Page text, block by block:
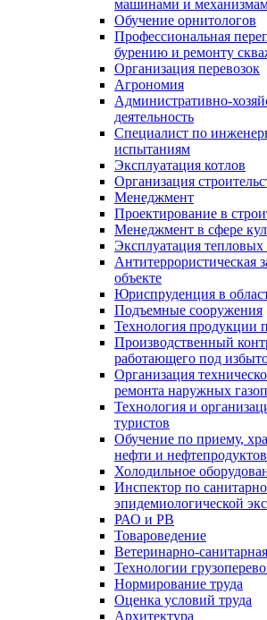
машинами и
Обучение орнитологов
Профессиональная
бурению и ремонту
Организация перевозок
Агрономия
Административно-
деятельность
Специалист по
испытаниям
Эксплуатация котлов
Организация
Менеджмент
Проектирование в
Менеджмент в сфере
Эксплуатация тепловых
Антитеррористическая
объекте
Юриспруденция в
Подъемные сооружения
Технология продукции
Производственный
работающего под
Организация
ремонта наружных
Технология и
туристов
Обучение по приему,
нефти и
Холодильное
Инспектор по
эпидемиологической
РАО и РВ
Товароведение
Ветеринарно-
Технологии
Нормирование труда
Оценка условий труда
Архитектура